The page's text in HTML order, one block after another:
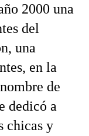
2000 una
del
una
en la
de
dedicó a
chicas y